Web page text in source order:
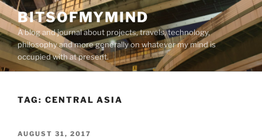
Skip
to
content
BITSOFMYMIND
A blog and journal about projects, travels, technology,
philosophy and more generally on whatever my mind is
occupied with at present.
TAG: CENTRAL ASIA
POSTED
AUGUST 31, 2017